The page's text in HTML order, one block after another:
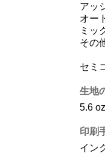
アッ
オー
ミッ
その
セミ
生地
5.6 oz
印刷
イン